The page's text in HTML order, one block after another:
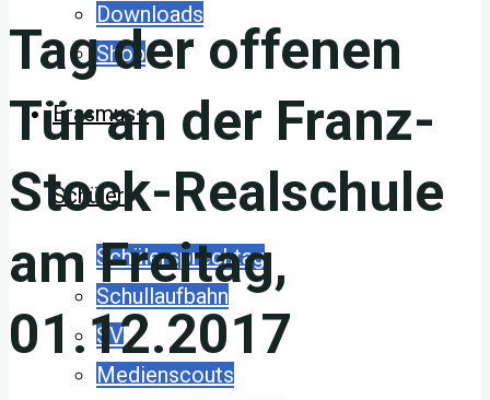
Downloads
Shop
Erasmus+
Schüler
Schülersprechtag
Schullaufbahn
SV
Medienscouts
Tag der offenen
Tür an der Franz-
Stock-Realschule
am Freitag,
01.12.2017